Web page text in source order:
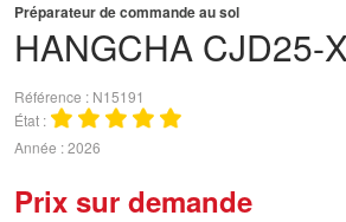
HANGCHA CJD25-
Préparateur de commande au sol
Référence
N15191
État
Année 2026
Prix sur demande